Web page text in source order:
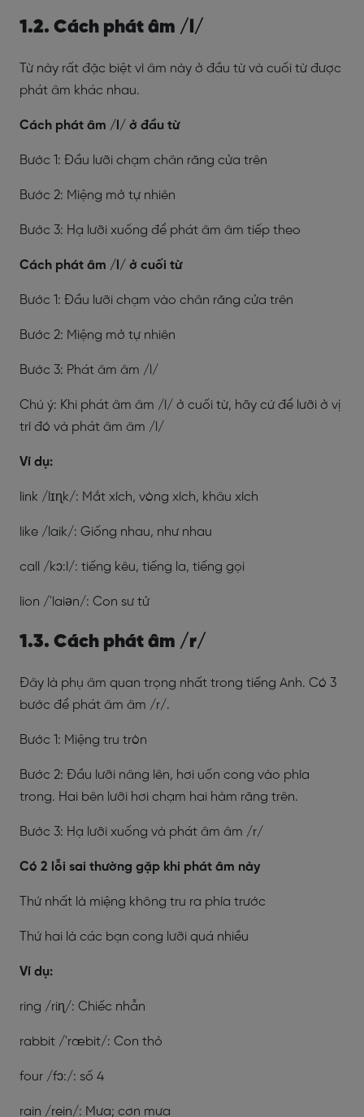
1.2. Cách phát âm /l/
Từ này rất đặc biệt vì âm này ở đầu từ và cuối từ được
phát âm khác nhau.
Cách phát âm /l/ ở đầu từ
Bước 1: Đầu lưỡi chạm chân răng cửa trên
Bước 2: Miệng mở tự nhiên
Bước 3: Hạ lưỡi xuống để phát âm âm tiếp theo
Cách phát âm /l/ ở cuối từ
Bước 1: Đầu lưỡi chạm vào chân răng cửa trên
Bước 2: Miệng mở tự nhiên
Bước 3: Phát âm âm /l/
Chú ý: Khi phát âm âm /l/ ở cuối từ, hãy cứ để lưỡi ở vị
trí đó và phát âm âm /l/
Ví dụ:
link /lɪɳk/: Mắt xích, vòng xích, khâu xích
like /laik/: Giống nhau, như nhau
call /kɔ:l/: tiếng kêu, tiếng la, tiếng gọi
lion /'laiən/: Con sư tử
1.3. Cách phát âm /r/
Đây là phụ âm quan trọng nhất trong tiếng Anh. Có 3
bước để phát âm âm /r/.
Bước 1: Miệng tru tròn
Bước 2: Đầu lưỡi nâng lên, hơi uốn cong vào phía
trong. Hai bên lưỡi hơi chạm hai hàm răng trên.
Bước 3: Hạ lưỡi xuống và phát âm âm /r/
Có 2 lỗi sai thường gặp khi phát âm này
Thứ nhất là miệng không tru ra phía trước
Thứ hai là các bạn cong lưỡi quá nhiều
Ví dụ:
ring /riɳ/: Chiếc nhẫn
rabbit /'ræbit/: Con thỏ
four /fɔ:/: số 4
rain /rein/: Mưa; cơn mưa